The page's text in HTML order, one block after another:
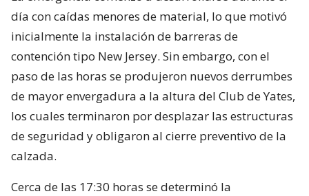
día con caídas menores de material, lo que motivó
inicialmente la instalación de barreras de
contención tipo New Jersey. Sin embargo, con el
paso de las horas se produjeron nuevos derrumbes
de mayor envergadura a la altura del Club de Yates,
los cuales terminaron por desplazar las estructuras
de seguridad y obligaron al cierre preventivo de la
calzada.
Cerca de las 17:30 horas se determinó la